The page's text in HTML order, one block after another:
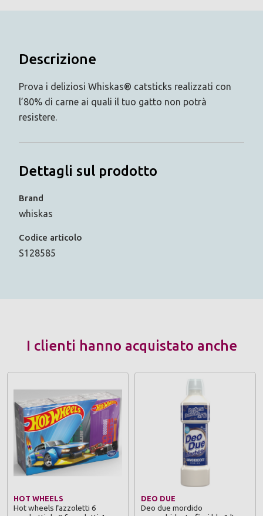
Descrizione
Prova i deliziosi Whiskas® catsticks realizzati con
l’80% di carne ai quali il tuo gatto non potrà
resistere.
Dettagli sul prodotto
Brand
whiskas
Codice articolo
S128585
I clienti hanno acquistato anche
HOT WHEELS
Hot wheels fazzoletti 6
DEO DUE
Deo due mordido